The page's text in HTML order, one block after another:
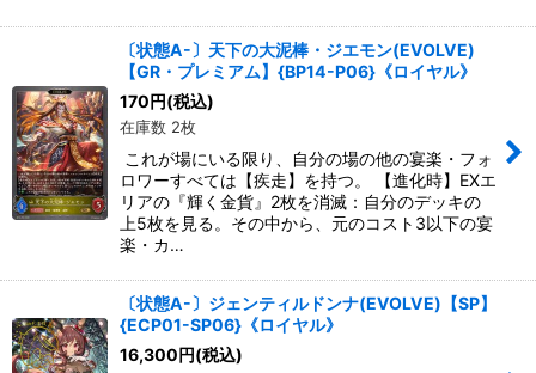
〔状態A-〕天下の大泥棒・ジエモン(EVOLVE)
【GR・プレミアム】{BP14-P06}《ロイヤル》
170円(税込)
在庫数 2枚
これが場にいる限り、自分の場の他の宴楽・フォ
ロワーすべては【疾走】を持つ。 【進化時】EXエ
リアの『輝く金貨』2枚を消滅：自分のデッキの
上5枚を見る。その中から、元のコスト3以下の宴
楽・カ…
〔状態A-〕ジェンティルドンナ(EVOLVE)【SP】
{ECP01-SP06}《ロイヤル》
16,300円(税込)